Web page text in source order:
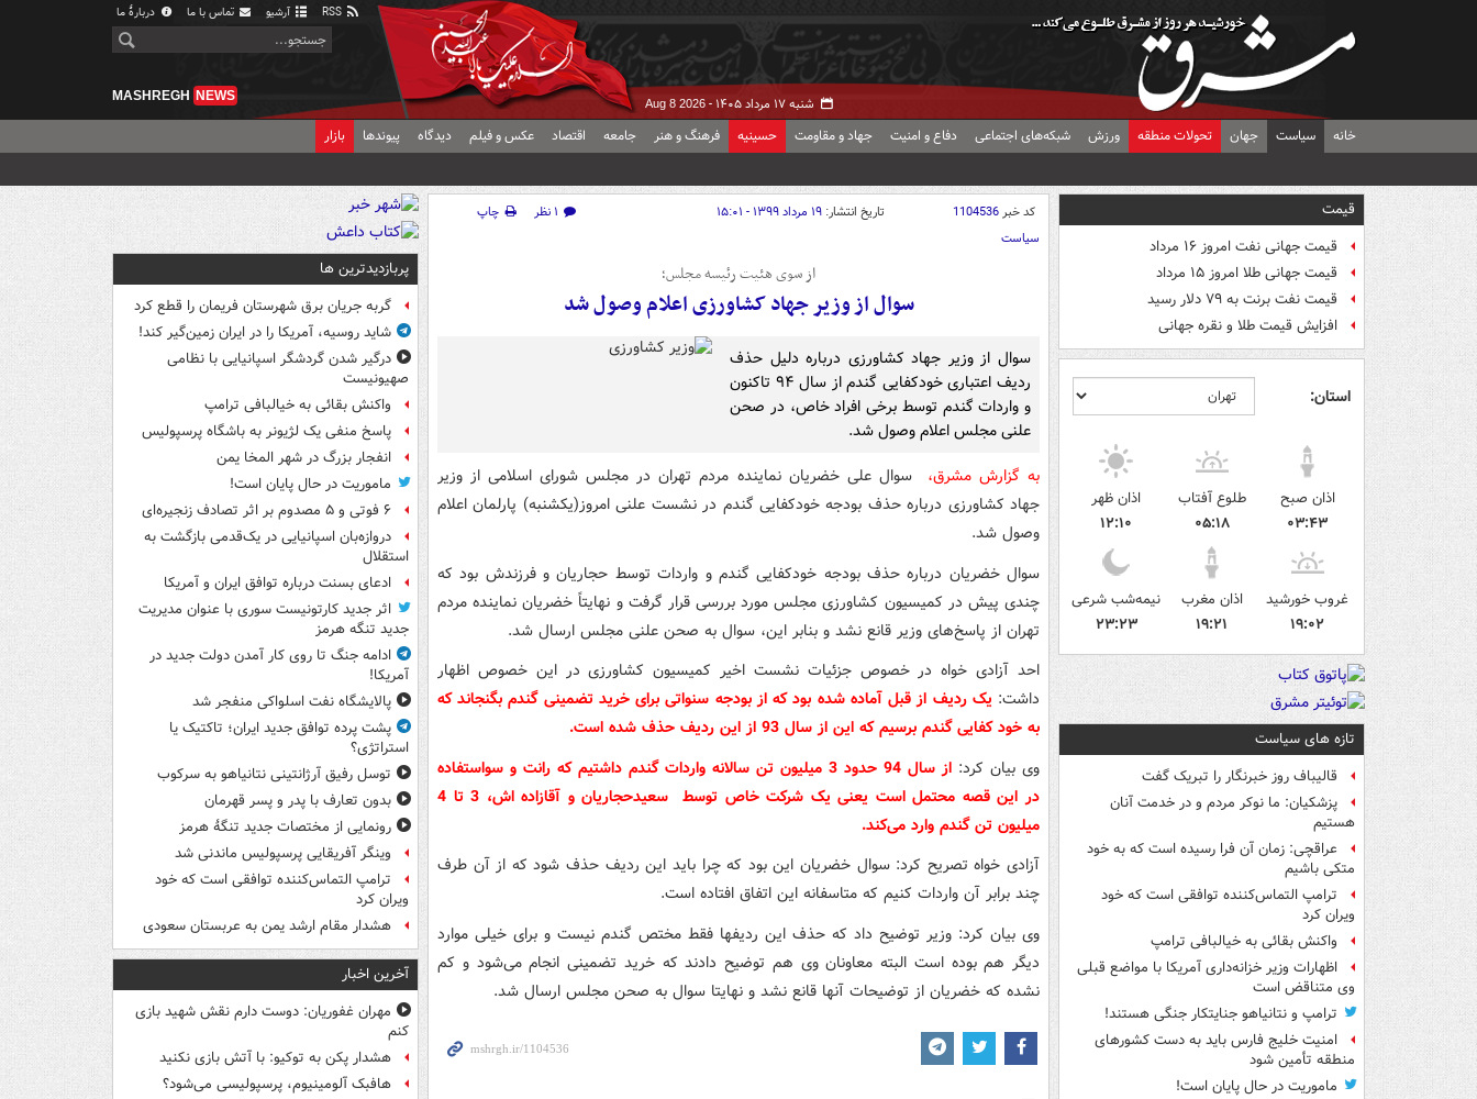
آرشیو تماس با ما دربارهٔ ما
شنبه ۱۷ مرداد ۱۴۰۵ - Aug 8 2026
MASHREGH NEWS
خانه سیاست جهان تحولات منطقه ورزش شبکه‌های اجتماعی دفاع و امنیت جهاد و مقاومت حسینیه فرهنگ و هنر جامعه اقتصاد عکس و فیلم دیدگاه پیوندها بازار
قیمت
قیمت جهانی نفت امروز ۱۶ مرداد
قیمت جهانی طلا امروز ۱۵ مرداد
قیمت نفت برنت به ۷۹ دلار رسید
افزایش قیمت طلا و نقره جهانی
استان:
اذان صبح
۰۳:۴۳
طلوع آفتاب
۰۵:۱۸
اذان ظهر
۱۲:۱۰
غروب خورشید
۱۹:۰۲
اذان مغرب
۱۹:۲۱
نیمه‌شب شرعی
۲۳:۲۳
تازه های سیاست
قالیباف روز خبرنگار را تبریک گفت
پزشکیان: ما نوکر مردم و در خدمت آنان
هستیم
عراقچی: زمان آن فرا رسیده است که به خود
متکی باشیم
ترامپ التماس‌کننده توافقی است که خود
ویران کرد
واکنش بقائی به خیالبافی ترامپ
اظهارات وزیر خزانه‌داری آمریکا با مواضع قبلی
وی متناقض است
ترامپ و نتانیاهو جنایتکار جنگی هستند!
امنیت خلیج فارس باید به دست کشورهای
منطقه تأمین شود
ماموریت در حال پایان است!
کد خبر1104536 تاریخ انتشار: ۱۹ مرداد ۱۳۹۹ - ۱۵:۰۱ ۱ نظر
چاپ
سیاست
از سوی هئیت رئیسه مجلس؛
سوال از وزیر جهاد کشاورزی اعلام وصول شد
سوال از وزیر جهاد کشاورزی درباره دلیل حذف
ردیف اعتباری خودکفایی گندم از سال ۹۴ تاکنون
و واردات گندم توسط برخی افراد خاص، در صحن
علنی مجلس اعلام وصول شد.
به گزارش مشرق،
سوال علی خضریان نماینده مردم تهران در مجلس شورای اسلامی از وزیر
جهاد کشاورزی درباره حذف بودجه خودکفایی گندم در نشست علنی امروز(یکشنبه) پارلمان اعلام
وصول شد.
سوال خضریان درباره حذف بودجه خودکفایی گندم و واردات توسط حجاریان و فرزندش بود که
چندی پیش در کمیسیون کشاورزی مجلس مورد بررسی قرار گرفت و نهایتاً خضریان نماینده مردم
تهران از پاسخ‌های وزیر قانع نشد و بنابر این، سوال به صحن علنی مجلس ارسال شد.
احد آزادی خواه در خصوص جزئیات نشست اخیر کمیسیون کشاورزی در این خصوص اظهار
داشت: یک ردیف از قبل آماده شده بود که از بودجه سنواتی برای خرید تضمینی گندم بگنجاند که
به خود کفایی گندم برسیم که این از سال 93 از این ردیف حذف شده است.
وی بیان کرد:
از سال 94 حدود 3 میلیون تن سالانه واردات گندم داشتیم که رانت و سواستفاده
در این قصه محتمل است یعنی یک شرکت خاص توسط سعیدحجاریان و آقازاده اش، 3 تا 4
میلیون تن گندم وارد می‌کند.
آزادی خواه تصریح کرد: سوال خضریان این بود که چرا باید این ردیف حذف شود که از آن طرف
چند برابر آن واردات کنیم که متاسفانه این اتفاق افتاده است.
وی بیان کرد: وزیر توضیح داد که حذف این ردیفها فقط مختص گندم نیست و برای خیلی موارد
دیگر هم بوده است البته معاونان وی هم توضیح دادند که خرید تضمینی انجام می‌شود و کم
نشده که خضریان از توضیحات آنها قانع نشد و نهایتا سوال به صحن مجلس ارسال شد.
پربازدیدترین ها
گربه جریان برق شهرستان فریمان را قطع کرد
شاید روسیه، آمریکا را در ایران زمین‌گیر کند!
درگیر شدن گردشگر اسپانیایی با نظامی
صهیونیست
واکنش بقائی به خیالبافی ترامپ
پاسخ منفی یک لژیونر به باشگاه پرسپولیس
انفجار بزرگ در شهر المخا یمن
ماموریت در حال پایان است!
۶ فوتی و ۵ مصدوم بر اثر تصادف زنجیره‌ای
دروازه‌بان اسپانیایی در یک‌قدمی بازگشت به
استقلال
ادعای بسنت درباره توافق ایران و آمریکا
اثر جدید کارتونیست سوری با عنوان مدیریت
جدید تنگه هرمز
ادامه جنگ تا روی کار آمدن دولت جدید در
آمریکا!
پالایشگاه نفت اسلواکی منفجر شد
پشت پرده توافق جدید ایران؛ تاکتیک یا
استراتژی؟
توسل رفیق آرژانتینی نتانیاهو به سرکوب
بدون تعارف با پدر و پسر قهرمان
رونمایی از مختصات جدید تنگۀ هرمز
وینگر آفریقایی پرسپولیس ماندنی شد
ترامپ التماس‌کننده توافقی است که خود
ویران کرد
هشدار مقام ارشد یمن به عربستان سعودی
آخرین اخبار
مهران غفوریان: دوست دارم نقش شهید بازی
کنم
هشدار پکن به توکیو: با آتش بازی نکنید
هافبک آلومینیوم، پرسپولیسی می‌شود؟